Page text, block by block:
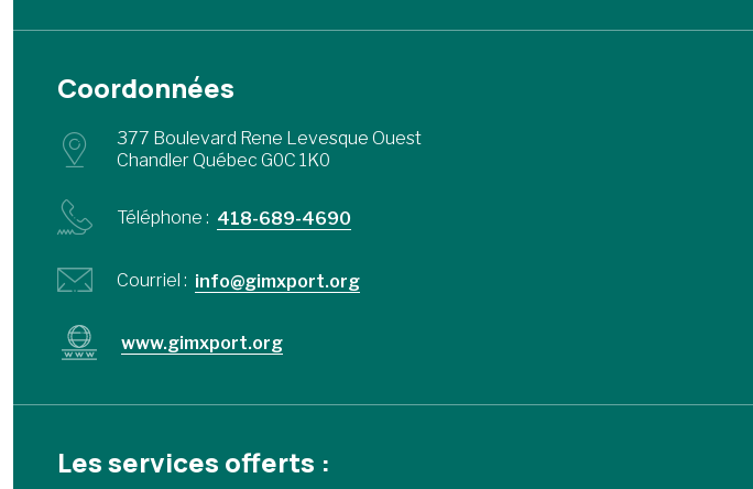
Coordonnées
377 Boulevard Rene Levesque Ouest
Chandler Québec G0C 1K0
Téléphone : 418-689-4690
Courriel : info@gimxport.org
www.gimxport.org
Les services offerts :